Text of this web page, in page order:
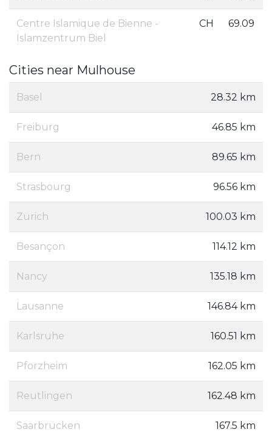
Centre Islamique de Bienne -
Islamzentrum Biel
CH 69.09
Cities near Mulhouse
Basel 28.32 km
Freiburg 46.85 km
Bern 89.65 km
Strasbourg 96.56 km
Zürich 100.03 km
Besançon 114.12 km
Nancy 135.18 km
Lausanne 146.84 km
Karlsruhe 160.51 km
Pforzheim 162.05 km
Reutlingen 162.48 km
Saarbrücken 167.5 km